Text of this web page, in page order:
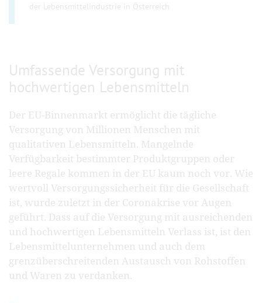
der Lebensmittelindustrie in Österreich
Umfassende Versorgung mit
hochwertigen Lebensmitteln
Der EU-Binnenmarkt ermöglicht die tägliche
Versorgung von Millionen Menschen mit
qualitativen Lebensmitteln. Mangelnde
Verfügbarkeit bestimmter Produktgruppen oder
leere Regale kommen in der EU kaum noch vor. Wie
wertvoll Versorgungssicherheit für die Gesellschaft
ist, wurde zuletzt in der Coronakrise vor Augen
geführt. Dass auf die Versorgung mit ausreichenden
und hochwertigen Lebensmitteln Verlass ist, ist den
Lebensmittelunternehmen und auch dem
grenzüberschreitenden Austausch von Rohstoffen
und Waren zu verdanken.